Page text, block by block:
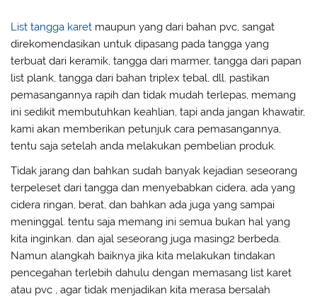
List tangga karet maupun yang dari bahan pvc, sangat
direkomendasikan untuk dipasang pada tangga yang
terbuat dari keramik, tangga dari marmer, tangga dari papan
list plank, tangga dari bahan triplex tebal, dll. pastikan
pemasangannya rapih dan tidak mudah terlepas, memang
ini sedikit membutuhkan keahlian, tapi anda jangan khawatir,
kami akan memberikan petunjuk cara pemasangannya,
tentu saja setelah anda melakukan pembelian produk.
Tidak jarang dan bahkan sudah banyak kejadian seseorang
terpeleset dari tangga dan menyebabkan cidera, ada yang
cidera ringan, berat, dan bahkan ada juga yang sampai
meninggal. tentu saja memang ini semua bukan hal yang
kita inginkan. dan ajal seseorang juga masing2 berbeda.
Namun alangkah baiknya jika kita melakukan tindakan
pencegahan terlebih dahulu dengan memasang list karet
atau pvc , agar tidak menjadikan kita merasa bersalah